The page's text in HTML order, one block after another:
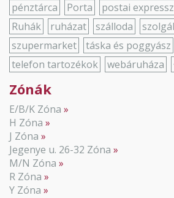
pénztárca
Porta postai expressz
Ruhák
ruházat szálloda
szupermarket
táska és poggyász
telefon tartozékok
webáruháza
Zónák
E/B/K Zóna
H Zóna
J Zóna
Jegenye u. 26-32 Zóna
M/N Zóna
R Zóna
Y Zóna